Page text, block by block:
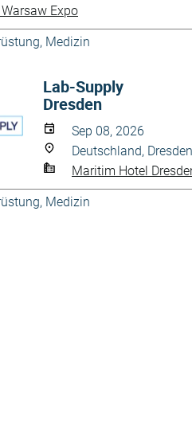
Expo
, Medizin
Lab-Supply
Dresden
Sep 08, 2026
Deutschland, Dresden
Maritim Hotel
, Medizin